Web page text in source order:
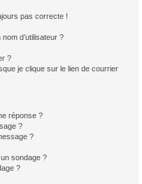
pas correcte !
d’utilisateur ?
?
je clique sur le lien de courrier
réponse ?
?
?
sondage ?
?